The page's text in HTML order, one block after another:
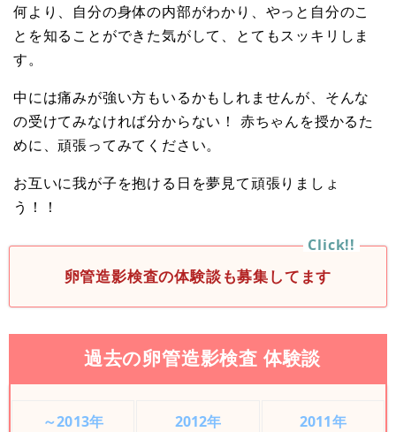
何より、自分の身体の内部がわかり、やっと自分のこ
とを知ることができた気がして、とてもスッキリしま
す。
中には痛みが強い方もいるかもしれませんが、そんな
の受けてみなければ分からない！ 赤ちゃんを授かるた
めに、頑張ってみてください。
お互いに我が子を抱ける日を夢見て頑張りましょ
う！！
卵管造影検査の体験談も募集してます
過去の卵管造影検査 体験談
～2013年 2012年 2011年